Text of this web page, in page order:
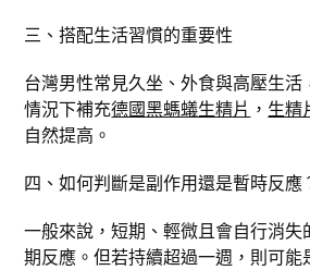
三、搭配生活習慣的重要性
台灣男性常見久坐、外食與高壓生活
情況下補充德國黑螞蟻生精片 ， 生精
自然提高。
四、如何判斷是副作用還是暫時反應
一般來說，短期、輕微且會自行消
期反應。但若持續超過一週，則可能